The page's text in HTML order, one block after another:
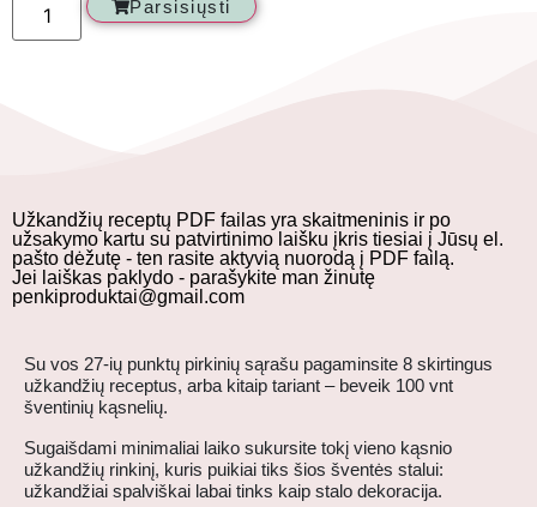
Parsisiųsti
Užkandžių receptų PDF failas yra skaitmeninis ir po
užsakymo kartu su patvirtinimo laišku įkris tiesiai į Jūsų el.
pašto dėžutę - ten rasite aktyvią nuorodą į PDF failą.
Jei laiškas paklydo - parašykite man žinutę
penkiproduktai@gmail.com
Su vos 27-ių punktų pirkinių sąrašu pagaminsite 8 skirtingus
užkandžių receptus, arba kitaip tariant – beveik 100 vnt
šventinių kąsnelių.
Sugaišdami minimaliai laiko sukursite tokį vieno kąsnio
užkandžių rinkinį, kuris puikiai tiks šios šventės stalui:
užkandžiai spalviškai labai tinks kaip stalo dekoracija.